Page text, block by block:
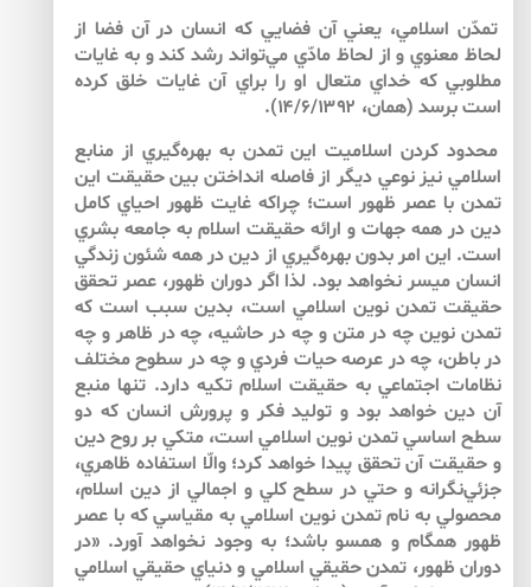
تمدّن اسلامي، يعني آن فضايي كه انسان در آن فضا از
لحاظ معنوي و از لحاظ مادّي مي‌‌تواند رشد كند و به غايات
مطلوبي كه خداي متعال او را براي آن غايات خلق كرده
است برسد (همان، ۱۴/۶/۱۳۹۲).
محدود كردن اسلاميت اين تمدن به بهره‌‌گيري از منابع
اسلامي نيز نوعي ديگر از فاصله انداختن بين حقيقت اين
تمدن با عصر ظهور است؛ چراكه غايت ظهور احياي كامل
دين در همه جهات و ارائه حقيقت اسلام به جامعه بشري
است. اين امر بدون بهره‌‌گيري از دين در همه شئون زندگي
انسان ميسر نخواهد بود. لذا اگر دوران ظهور، عصر تحقق
حقيقت تمدن نوين اسلامي است، بدين سبب است كه
تمدن نوين چه در متن و چه در حاشيه، چه در ظاهر و چه
در باطن، چه در عرصه حيات فردي و چه در سطوح مختلف
نظامات اجتماعي به حقيقت اسلام تكيه دارد. تنها منبع
آن دين خواهد بود و توليد فكر و پرورش انسان كه دو
سطح اساسي تمدن نوين اسلامي است، متكي بر روح دين
و حقيقت آن تحقق پيدا خواهد كرد؛ والّا استفاده ظاهري،
جزئي‌‌نگرانه و حتي در سطح كلي و اجمالي از دين اسلام،
محصولي به نام تمدن نوين اسلامي به مقياسي كه با عصر
ظهور همگام و همسو باشد؛ به وجود نخواهد آورد. «در
دوران ظهور، تمدن حقيقي اسلامي و دنياي حقيقي اسلامي